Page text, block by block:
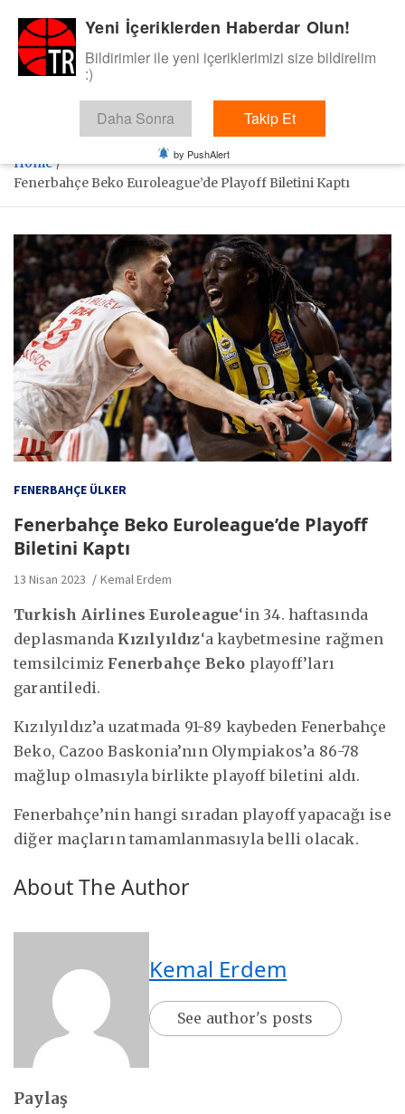
content
BasketTR
Sol dip çizgiden bir basket de bizden gelsin dedik.
Home
Fenerbahçe Beko Euroleague’de Playoff Biletini Kaptı
FENERBAHÇE ÜLKER
Fenerbahçe Beko Euroleague’de Playoff
Biletini Kaptı
13 Nisan 2023 Kemal Erdem
Turkish Airlines Euroleague‘in 34. haftasında
deplasmanda Kızılyıldız‘a kaybetmesine rağmen
temsilcimiz Fenerbahçe Beko playoff’ları
garantiledi.
Kızılyıldız’a uzatmada 91-89 kaybeden Fenerbahçe
Beko, Cazoo Baskonia’nın Olympiakos’a 86-78
mağlup olmasıyla birlikte playoff biletini aldı.
Fenerbahçe’nin hangi sıradan playoff yapacağı ise
diğer maçların tamamlanmasıyla belli olacak.
About The Author
Kemal Erdem
See author's posts
Paylaş
Yeni İçeriklerden Haberdar Olun!
Bildirimler ile yeni içeriklerimizi size bildirelim
:)
Daha Sonra Takip Et
by PushAlert